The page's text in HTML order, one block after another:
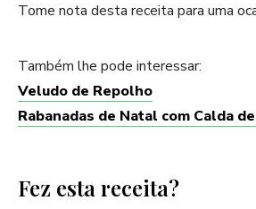
Tome nota desta receita para uma
Também lhe pode interessar:
Veludo de Repolho
Rabanadas de Natal com Calda
Fez esta receita?